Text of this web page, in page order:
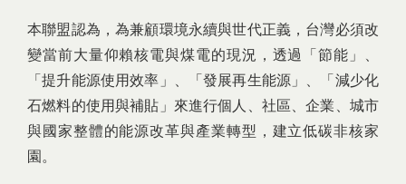
本聯盟認為，為兼顧環境永續與世代正義，台灣必須改
變當前大量仰賴核電與煤電的現況，透過「節能」、
「提升能源使用效率」、「發展再生能源」、「減少化
石燃料的使用與補貼」來進行個人、社區、企業、城市
與國家整體的能源改革與產業轉型，建立低碳非核家
園。